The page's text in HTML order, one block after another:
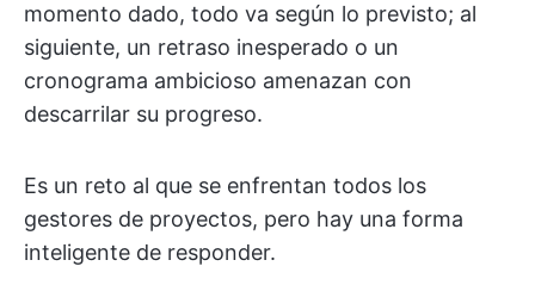
momento dado, todo va según lo previsto; al
siguiente, un retraso inesperado o un
cronograma ambicioso amenazan con
descarrilar su progreso.
Es un reto al que se enfrentan todos los
gestores de proyectos, pero hay una forma
inteligente de responder.